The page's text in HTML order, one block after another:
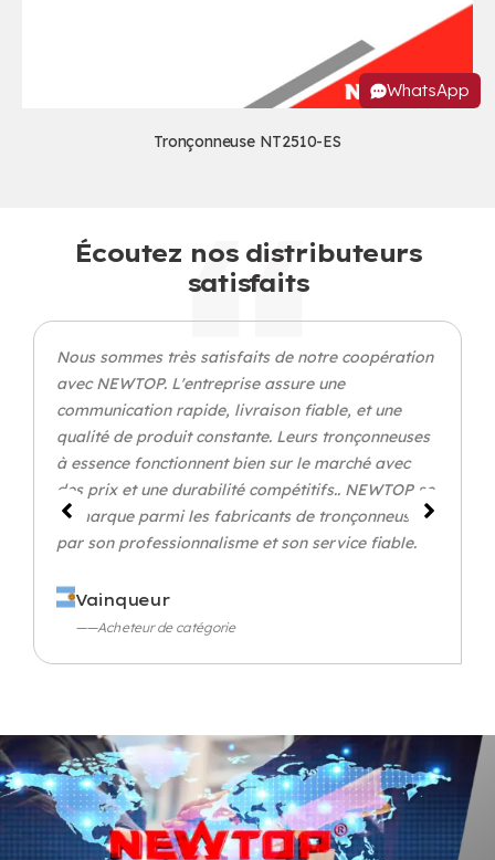
Tronçonneuse NT2510-ES
Écoutez nos distributeurs
satisfaits
Nous sommes très satisfaits de notre coopération
avec NEWTOP. L'entreprise assure une
communication rapide, livraison fiable, et une
qualité de produit constante. Leurs tronçonneuses
à essence fonctionnent bien sur le marché avec
des prix et une durabilité compétitifs.. NEWTOP se
démarque parmi les fabricants de tronçonneuses
par son professionnalisme et son service fiable.
Vainqueur
——Acheteur de catégorie
WhatsApp